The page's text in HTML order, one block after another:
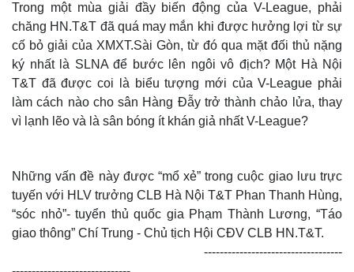
Trong một mùa giải đầy biến động của V-League, phải
chăng HN.T&T đã quá may mắn khi được hưởng lợi từ sự
cố bỏ giải của XMXT.Sài Gòn, từ đó qua mặt đối thủ nặng
ký nhất là SLNA để bước lên ngôi vô địch? Một Hà Nội
T&T đã được coi là biểu tượng mới của V-League phải
làm cách nào cho sân Hàng Đẫy trở thành chảo lửa, thay
vì lạnh lẽo và là sân bóng ít khán giả nhất V-League?
Những vấn đề này được “mổ xẻ” trong cuộc giao lưu trực
tuyến với HLV trưởng CLB Hà Nội T&T Phan Thanh Hùng,
“sóc nhỏ”- tuyển thủ quốc gia Phạm Thành Lương, “Táo
giao thông” Chí Trung - Chủ tịch Hội CĐV CLB HN.T&T.
-----------------------------------